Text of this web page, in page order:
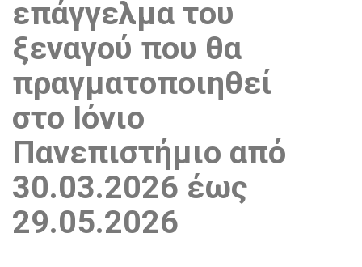
επάγγελμα του
ξεναγού που θα
πραγματοποιηθεί
στο Ιόνιο
Πανεπιστήμιο από
30.03.2026 έως
29.05.2026